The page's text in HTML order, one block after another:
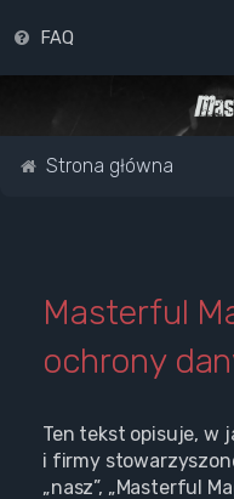
FAQ
Strona główna
Masterful
ochrony
Ten tekst opisuje, w
i firmy
„nasz”, „Masterful